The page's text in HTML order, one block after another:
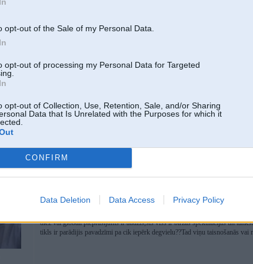
opt-out of the Sale of my Personal Data.
opt-out of processing my Personal Data for Targeted
opt-out of Collection, Use, Retention, Sale, and/or Sharing
Data that Is Unrelated with the Purposes for which it
CONFIRM
Data Deletion Data Access Privacy Policy
Tai pašai Nestes Somijas degvielai taču arī cena ir augšā, tas nekas ka ar
pieprasījums beigās nosaka cenu nevis loģika.
Tai pašai Nestes Somijas degvielai taču arī cena ir augšā, tas nekas ka ar
diez vai globāli pieprasījums ir audzis,šis viss ir biržas spekulācijas un
tikls ir parādijis pavadzīmi pa cik iepērk degvielu??Tad viņu taisnošanās vai